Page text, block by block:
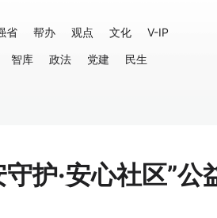
省 帮办 观点 文化
V-IP
智库 政法 党建
民生
护·安心社区”公